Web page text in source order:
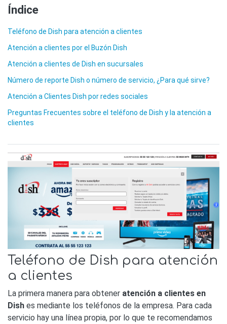
Índice
Teléfono de Dish para atención a clientes
Atención a clientes por el Buzón Dish
Atención a clientes de Dish en sucursales
Número de reporte Dish o número de servicio, ¿Para qué sirve?
Atención a Clientes Dish por redes sociales
Preguntas Frecuentes sobre el teléfono de Dish y la atención a
clientes
Teléfono de Dish para atención
a clientes
La primera manera para obtener atención a clientes en
Dish es mediante los teléfonos de la empresa. Para cada
servicio hay una línea propia, por lo que te recomendamos